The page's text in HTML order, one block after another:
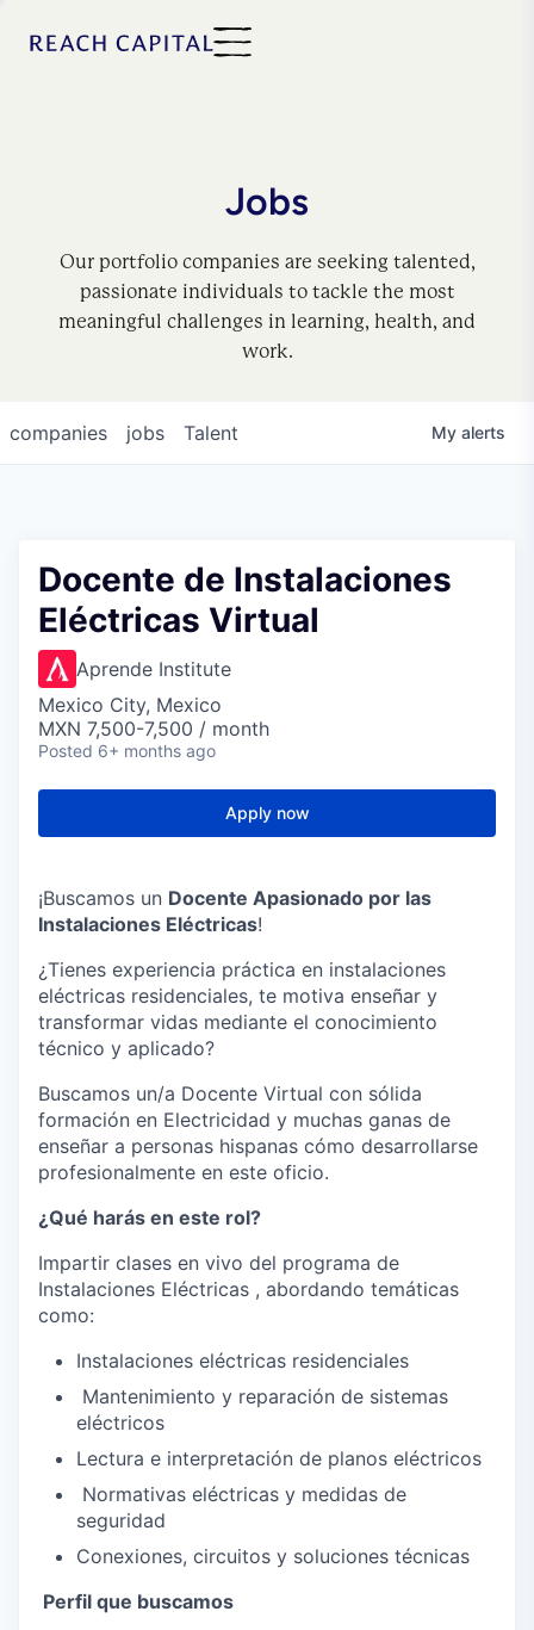
Jobs
Our portfolio companies are seeking talented,
passionate individuals to tackle the most
meaningful challenges in learning, health, and
work.
jobs
companies Talent My alerts
Docente de Instalaciones
Eléctricas Virtual
Aprende Institute
Mexico City, Mexico
MXN 7,500-7,500 / month
Posted 6+ months ago
Apply now
️¡Buscamos un Docente Apasionado por las
Instalaciones Eléctricas! ️
¿Tienes experiencia práctica en instalaciones
eléctricas residenciales, te motiva enseñar y
transformar vidas mediante el conocimiento
técnico y aplicado?
Buscamos un/a Docente Virtual con sólida
formación en Electricidad y muchas ganas de
enseñar a personas hispanas cómo desarrollarse
profesionalmente en este oficio.
¿Qué harás en este rol?
Impartir clases en vivo del programa de
Instalaciones Eléctricas , abordando temáticas
como:
Instalaciones eléctricas residenciales
️ Mantenimiento y reparación de sistemas
eléctricos
Lectura e interpretación de planos eléctricos
️ Normativas eléctricas y medidas de
seguridad
Conexiones, circuitos y soluciones técnicas
Perfil que buscamos